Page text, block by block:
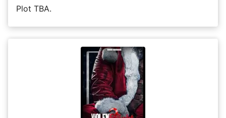
Plot TBA.